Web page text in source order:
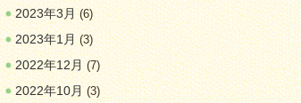
2023年3月(6)
2023年1月(3)
2022年12月(7)
2022年10月(3)